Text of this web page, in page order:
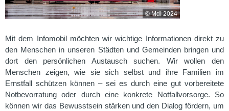
© MdI 2024
Mit dem Infomobil möchten wir wichtige Informationen direkt zu
den Menschen in unseren Städten und Gemeinden bringen und
dort den persönlichen Austausch suchen. Wir wollen den
Menschen zeigen, wie sie sich selbst und ihre Familien im
Ernstfall schützen können – sei es durch eine gut vorbereitete
Notbevorratung oder durch eine konkrete Notfallvorsorge. So
können wir das Bewusstsein stärken und den Dialog fördern, um